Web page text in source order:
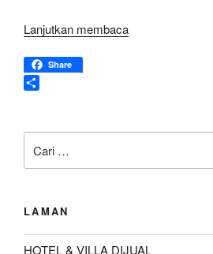
Lanjutkan membaca“Dijual
Share
a
untuk:
LAMAN
HOTEL & VILLA DIJUAL